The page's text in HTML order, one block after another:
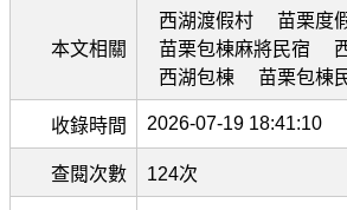
本文相關
西湖渡假村
苗栗度
苗栗包棟麻將民宿
西湖包棟
苗栗包棟
收錄時間 2026-07-19 18:41:10
查閱次數 124次